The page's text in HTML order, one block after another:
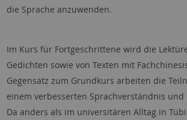
die Sprache anzuwenden.
Im Kurs für Fortgeschrittene wird die
Gedichten sowie von Texten mit
Gegensatz zum Grundkurs arbeiten die
einem verbesserten Sprachverständnis und
Da anders als im universitären Alltag in